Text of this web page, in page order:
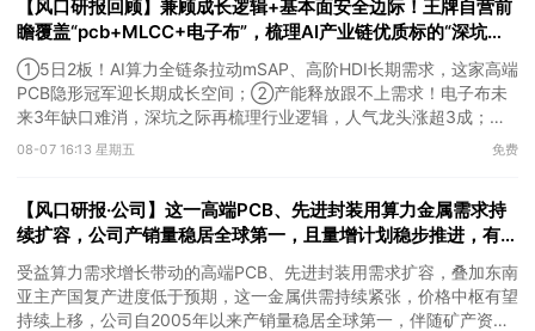
【风口研报回顾】兼顾成长逻辑+基本面安全边际！王牌自营前
瞻覆盖“pcb+MLCC+电子布”，梳理AI产业链优质标的“深坑起
跳”
①5日2板！AI算力全链条拉动mSAP、高阶HDI长期需求，这家高端
PCB隐形冠军迎长期成长空间；②产能释放跟不上需求！电子布未
来3年缺口难消，深坑之际再梳理行业逻辑，人气龙头涨超3成；
③AI服务器、机器人带动MLCC景气周期持续！这家公司扩产、涨
08-07 16:13 星期五 免费
【风口研报·公司】这一高端PCB、先进封装用算力金属需求持
续扩容，公司产销量稳居全球第一，且量增计划稳步推进，有望
充分受益价格上行
受益算力需求增长带动的高端PCB、先进封装用需求扩容，叠加东南
亚主产国复产进度低于预期，这一金属供需持续紧张，价格中枢有望
持续上移，公司自2005年以来产销量稳居全球第一，伴随矿产资源